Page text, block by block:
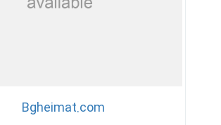
Bgheimat.com